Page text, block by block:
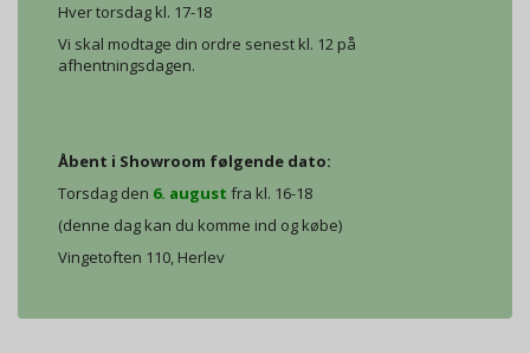
Hver torsdag kl. 17-18
Vi skal modtage din ordre senest kl. 12 på
afhentningsdagen.
Åbent i Showroom følgende dato:
Torsdag den 6. august fra kl. 16-18
(denne dag kan du komme ind og købe)
Vingetoften 110, Herlev